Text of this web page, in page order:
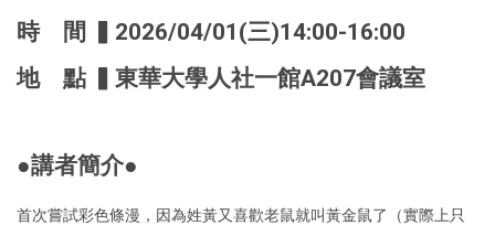
時 間 ▍2026/04/01(三)14:00-16:00
地 點 ▍東華大學人社一館A207會議室
●講者簡介●
首次嘗試彩色條漫，因為姓黃又喜歡老鼠就叫黃金鼠了（實際上只